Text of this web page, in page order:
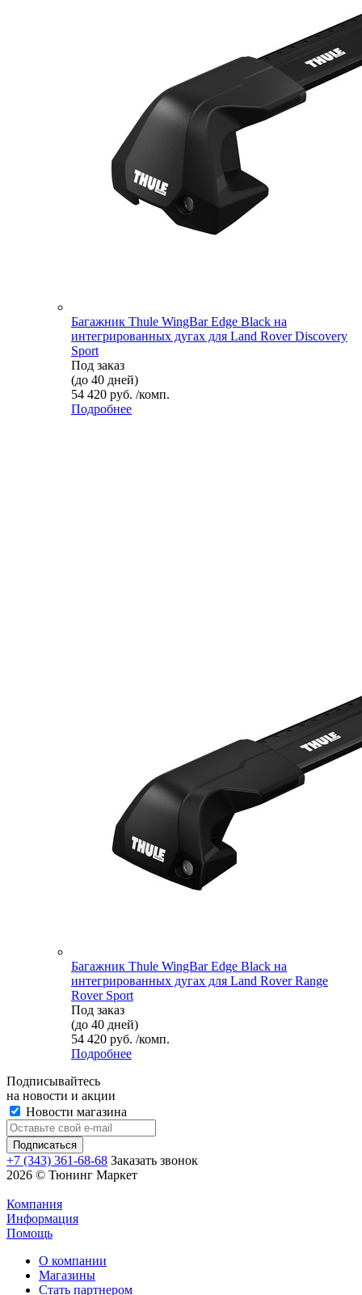
Багажник Thule WingBar Edge Black на
интегрированных дугах для Land Rover Discovery
Sport
Под заказ
(до 40 дней)
54 420 руб. /комп.
Подробнее
Багажник Thule WingBar Edge Black на
интегрированных дугах для Land Rover Range
Rover Sport
Под заказ
(до 40 дней)
54 420 руб. /комп.
Подробнее
Подписывайтесь
на новости и акции
Новости магазина
+7 (343) 361-68-68 Заказать звонок
2026 © Тюнинг Маркет
Компания
Информация
Помощь
О компании
Магазины
Стать партнером